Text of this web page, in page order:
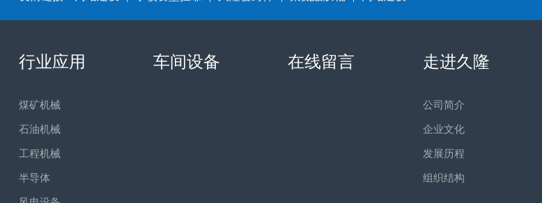
行业应用
煤矿机械
石油机械
工程机械
半导体
车间设备 在线留言 走进久隆
公司简介
企业文化
发展历程
组织结构